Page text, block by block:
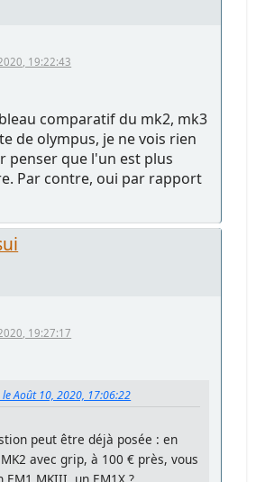
19:22:43
comparatif du mk2, mk3
de olympus, je ne vois rien
penser que l'un est plus
Par contre, oui par rapport
19:27:17
Août 10, 2020, 17:06:22
peut être déjà posée : en
avec grip, à 100 € près, vous